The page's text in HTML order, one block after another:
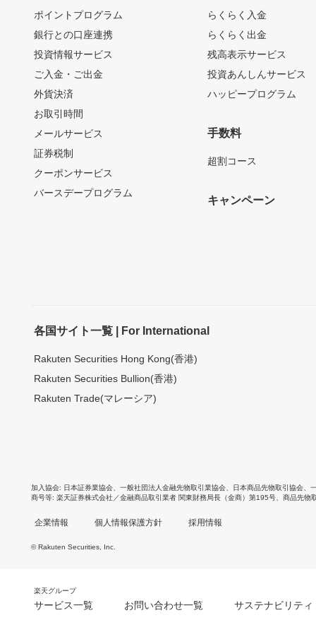
ポイントプログラム
銀行との口座連携
投資情報サービス
ご入金・ご出金
外貨決済
お取引時間
メールサービス
証券税制
クーポンサービス
バースデープログラム
らくらく入金
らくらく出金
残高表示サービス
投資あんしんサービス
ハッピープログラム
手数料
超割コース
キャンペーン
各国サイト一覧 | For International
Rakuten Securities Hong Kong(香港)
Rakuten Securities Bullion(香港)
Rakuten Trade(マレーシア)
加入協会 日本証券業協会 一般社団法人金融先物取引業協会 日本商品先物取引協会
商号等 楽天証券株式会社／金融商品取引業者 関東財務局長（金商）第195号、商品先物
企業情報 個人情報保護方針 採用情報
© Rakuten Securities, Inc.
楽天グループ
サービス一覧 お問い合わせ一覧 サステナビリティ